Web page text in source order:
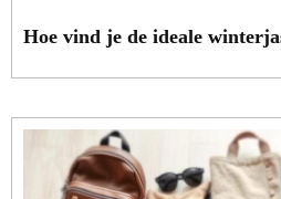
Hoe vind je de ideale